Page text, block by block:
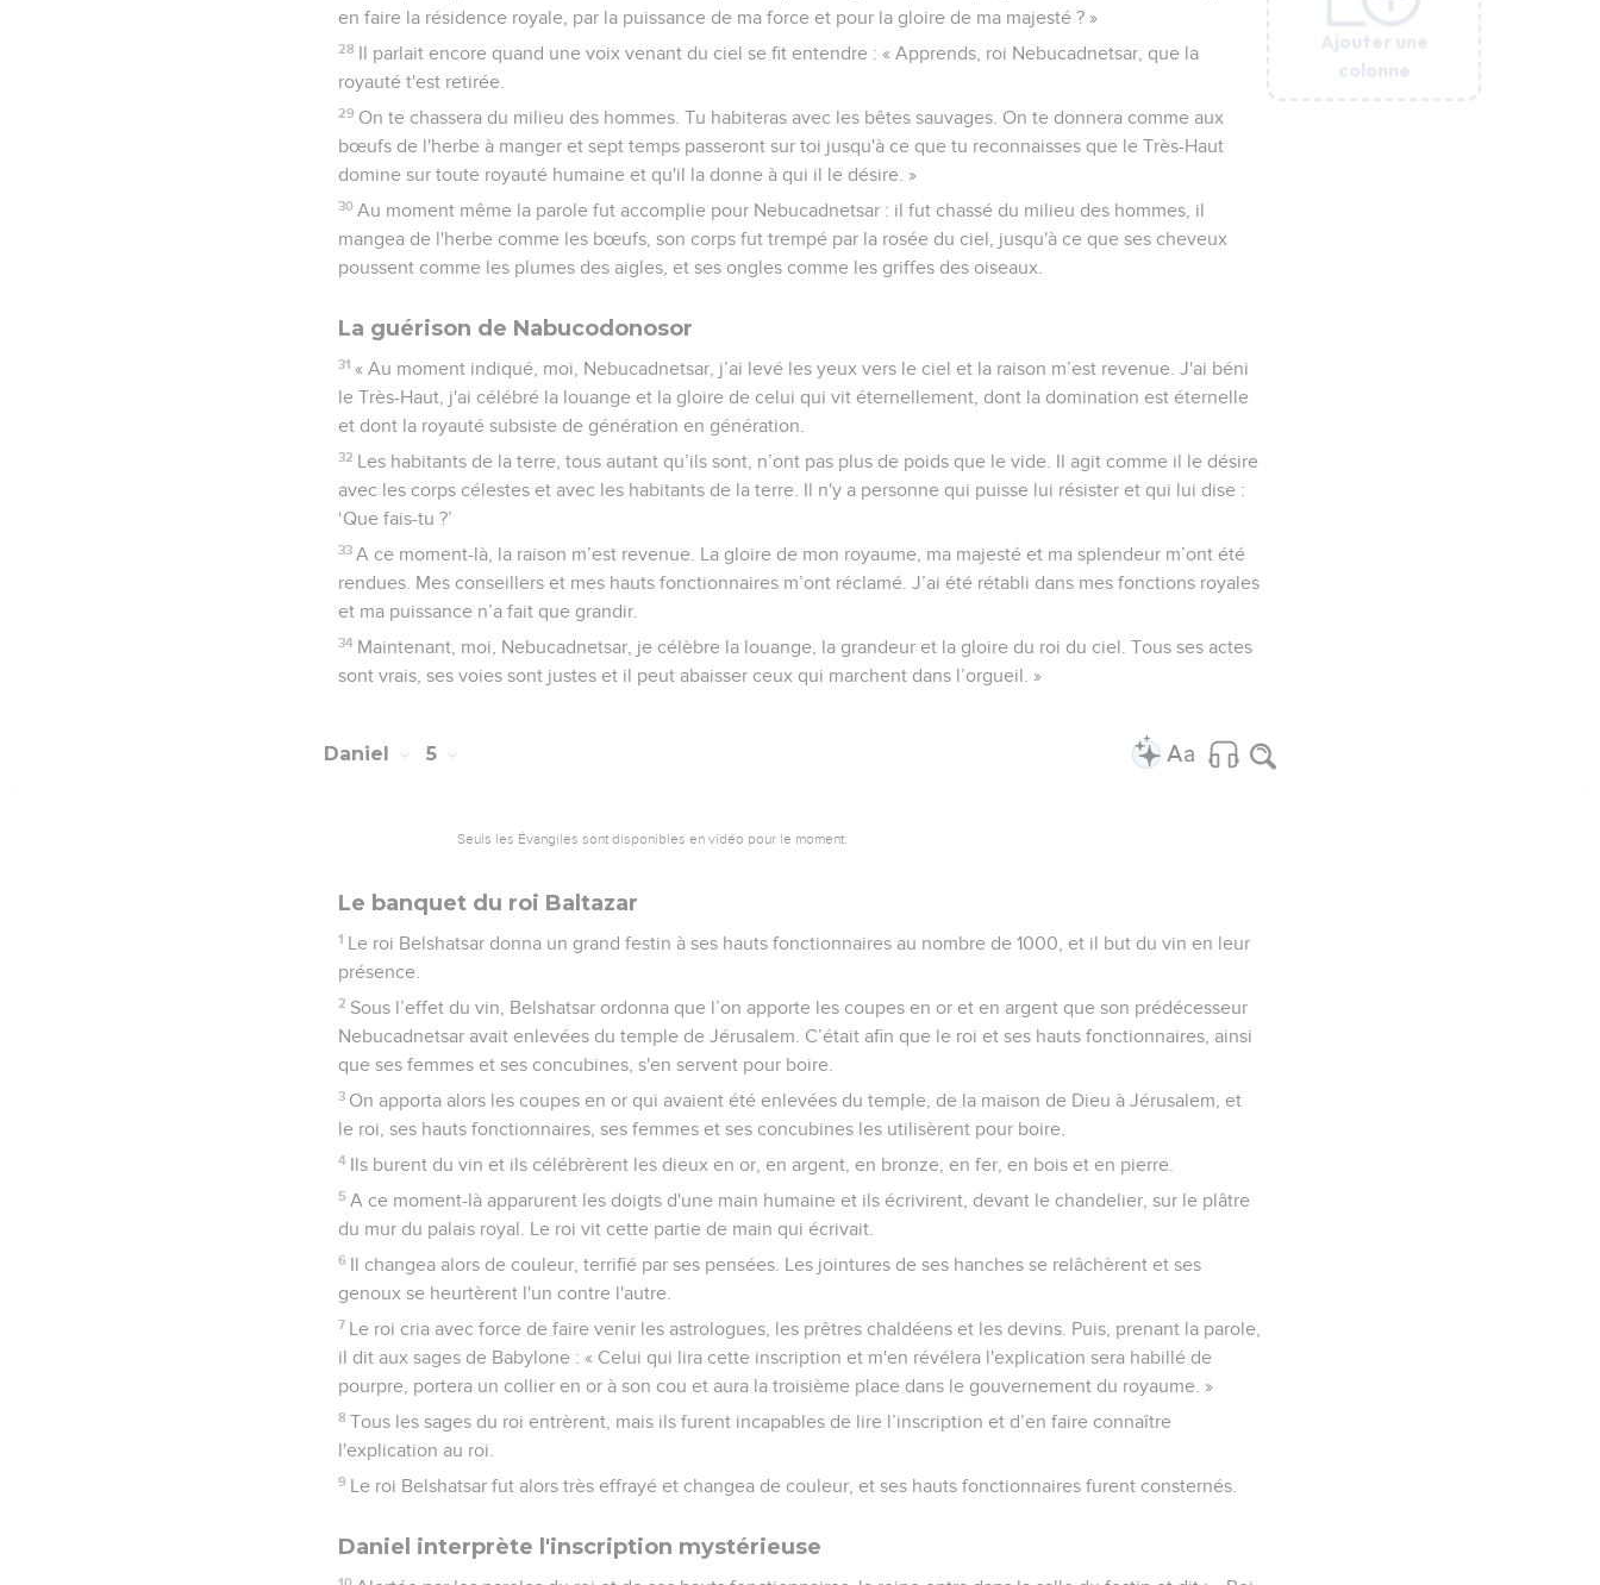
Ajouter une
colonne
en faire la résidence royale, par la puissance de ma force et pour la gloire de ma majesté ? »
28 Il parlait encore quand une voix venant du ciel se fit entendre : « Apprends, roi Nebucadnetsar, que la
royauté t'est retirée.
29 On te chassera du milieu des hommes. Tu habiteras avec les bêtes sauvages. On te donnera comme aux
bœufs de l'herbe à manger et sept temps passeront sur toi jusqu'à ce que tu reconnaisses que le Très-Haut
domine sur toute royauté humaine et qu'il la donne à qui il le désire. »
30 Au moment même la parole fut accomplie pour Nebucadnetsar : il fut chassé du milieu des hommes, il
mangea de l'herbe comme les bœufs, son corps fut trempé par la rosée du ciel, jusqu'à ce que ses cheveux
poussent comme les plumes des aigles, et ses ongles comme les griffes des oiseaux.
La guérison de Nabucodonosor
31 « Au moment indiqué, moi, Nebucadnetsar, j’ai levé les yeux vers le ciel et la raison m’est revenue. J'ai béni
le Très-Haut, j'ai célébré la louange et la gloire de celui qui vit éternellement, dont la domination est éternelle
et dont la royauté subsiste de génération en génération.
32 Les habitants de la terre, tous autant qu’ils sont, n’ont pas plus de poids que le vide. Il agit comme il le désire
avec les corps célestes et avec les habitants de la terre. Il n'y a personne qui puisse lui résister et qui lui dise :
‘Que fais-tu ?’
33 A ce moment-là, la raison m’est revenue. La gloire de mon royaume, ma majesté et ma splendeur m’ont été
rendues. Mes conseillers et mes hauts fonctionnaires m’ont réclamé. J’ai été rétabli dans mes fonctions royales
et ma puissance n’a fait que grandir.
34 Maintenant, moi, Nebucadnetsar, je célèbre la louange, la grandeur et la gloire du roi du ciel. Tous ses actes
sont vrais, ses voies sont justes et il peut abaisser ceux qui marchent dans l’orgueil. »
Ajouter une
colonne
Daniel 5
Seuls les Évangiles sont disponibles en vidéo pour le moment.
Le banquet du roi Baltazar
1 Le roi Belshatsar donna un grand festin à ses hauts fonctionnaires au nombre de 1000, et il but du vin en leur
présence.
2 Sous l’effet du vin, Belshatsar ordonna que l’on apporte les coupes en or et en argent que son prédécesseur
Nebucadnetsar avait enlevées du temple de Jérusalem. C’était afin que le roi et ses hauts fonctionnaires, ainsi
que ses femmes et ses concubines, s'en servent pour boire.
3 On apporta alors les coupes en or qui avaient été enlevées du temple, de la maison de Dieu à Jérusalem, et
le roi, ses hauts fonctionnaires, ses femmes et ses concubines les utilisèrent pour boire.
4 Ils burent du vin et ils célébrèrent les dieux en or, en argent, en bronze, en fer, en bois et en pierre.
5 A ce moment-là apparurent les doigts d'une main humaine et ils écrivirent, devant le chandelier, sur le plâtre
du mur du palais royal. Le roi vit cette partie de main qui écrivait.
6 Il changea alors de couleur, terrifié par ses pensées. Les jointures de ses hanches se relâchèrent et ses
genoux se heurtèrent l'un contre l'autre.
7 Le roi cria avec force de faire venir les astrologues, les prêtres chaldéens et les devins. Puis, prenant la parole,
il dit aux sages de Babylone : « Celui qui lira cette inscription et m'en révélera l'explication sera habillé de
pourpre, portera un collier en or à son cou et aura la troisième place dans le gouvernement du royaume. »
8 Tous les sages du roi entrèrent, mais ils furent incapables de lire l’inscription et d’en faire connaître
l'explication au roi.
9 Le roi Belshatsar fut alors très effrayé et changea de couleur, et ses hauts fonctionnaires furent consternés.
Daniel interprète l'inscription mystérieuse
10
Ajouter une
colonne
Ajouter une
colonne
Ajouter une
colonne